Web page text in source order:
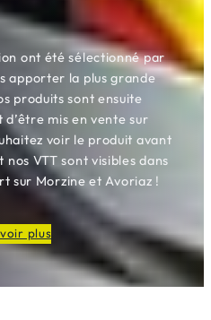
ont été sélectionné par
apporter la plus grande
produits sont ensuite
mis en vente sur
voir le produit avant
nos VTT sont visibles dans
sur Morzine et Avoriaz !
plus